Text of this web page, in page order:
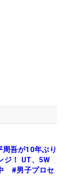
周吾が10年ぶり
ジ！ UT、5W
#男子プロセ